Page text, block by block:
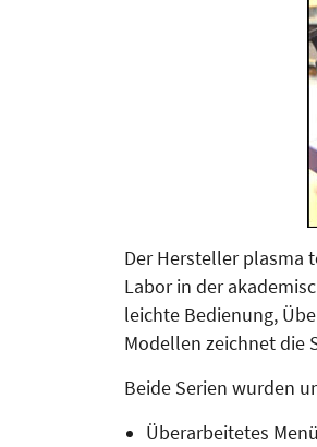
Der Hersteller plasma
Labor in der
leichte Bedienung,
Modellen zeichnet die
Beide Serien wurden
Überarbeitetes